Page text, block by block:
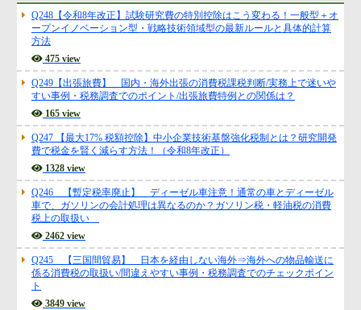
Q248【令和8年改正】試験研究費の特別控除はこう変わる！一般型＋オ
ープンイノベーション型・戦略技術領域型の最新ルールと具体的計算
方法
475 view
Q249【出張旅費】 国内・海外出張の消費税課税判断/実務上で迷いや
すい事例・税務調査でのポイント/出張旅費特例との関係は？
165 view
Q247 【最大17% 税額控除】中小企業技術基盤強化税制とは？研究開発
費で税金を賢く減らす方法！（令和8年改正）
1328 view
Q246 【暫定税率廃止】 ディーゼル車注意！通常の車とディーゼル
車で、ガソリンの会計処理は異なるのか？ガソリン税・軽油税の消費
税上の取扱い
2462 view
Q245 【三国間貿易】 日本を経由しない海外⇒海外への物品輸送に
係る消費税の取扱い/間違えやすい事例・税務調査でのチェックポイン
ト
3849 view